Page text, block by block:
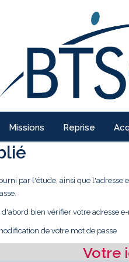
Missions Reprise
par l'étude, ainsi que
bien vérifier votre adresse
de votre mot de passe
Votre